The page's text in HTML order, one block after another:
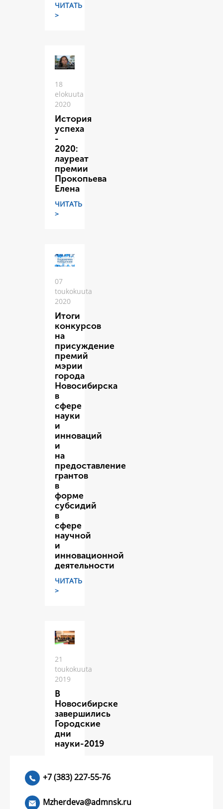
ЧИТАТЬ
>
18
elokuuta
2020
История
успеха
-
2020:
лауреат
премии
Прокопьева
Елена
ЧИТАТЬ
>
07
toukokuuta
2020
Итоги
конкурсов
на
присуждение
премий
мэрии
города
Новосибирска
в
сфере
науки
и
инноваций
и
на
предоставление
грантов
в
форме
субсидий
в
сфере
научной
и
инновационной
деятельности
ЧИТАТЬ
>
21
toukokuuta
2019
В
Новосибирске
завершились
Городские
дни
науки-2019
+7 (383) 227-55-76
Mzherdeva@admnsk.ru